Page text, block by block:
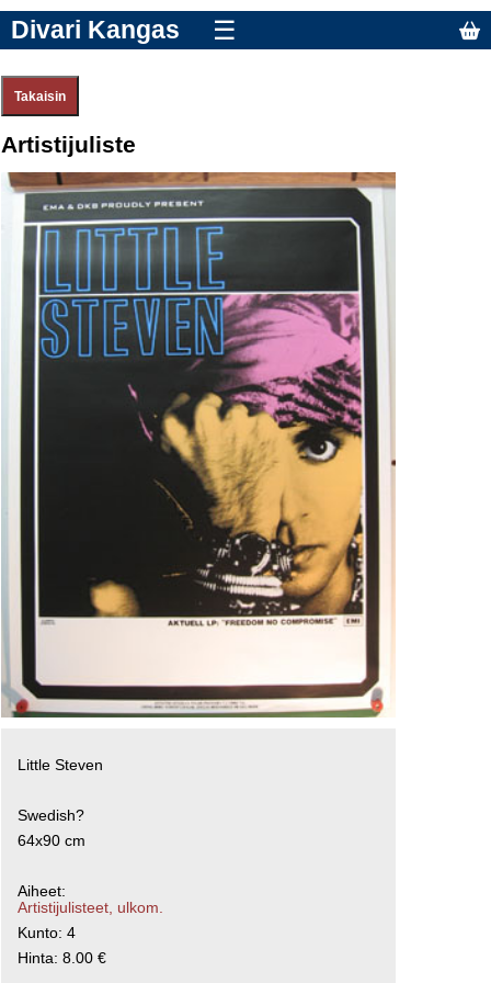
Divari Kangas ☰
Artistijuliste
Little Steven
Swedish?
64x90 cm
Aiheet:
Artistijulisteet, ulkom.
Kunto: 4
Hinta: 8.00 €